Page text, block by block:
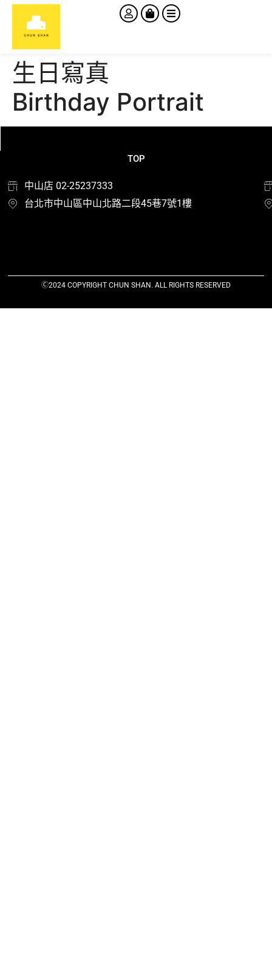
生日寫真
Birthday Portrait
TOP
中山店 02-25237333
台北市中山區中山北路二段45巷7號1樓
Ⓒ2024 COPYRIGHT CHUN SHAN. ALL RIGHTS RESERVED